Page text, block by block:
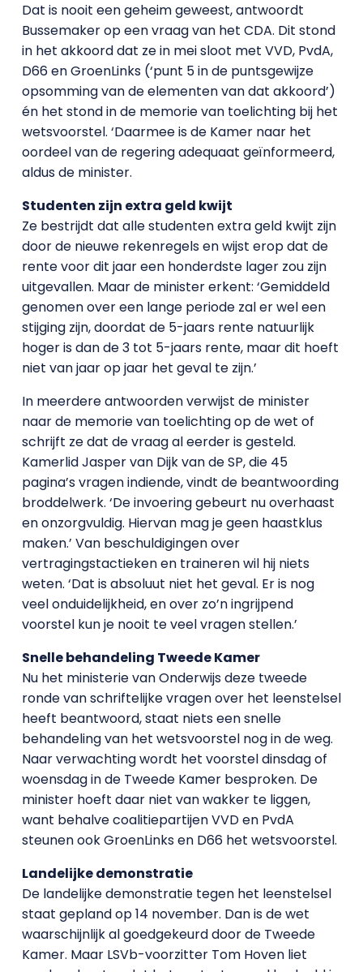
Dat is nooit een geheim geweest, antwoordt
Bussemaker op een vraag van het CDA. Dit stond
in het akkoord dat ze in mei sloot met VVD, PvdA,
D66 en GroenLinks (‘punt 5 in de puntsgewijze
opsomming van de elementen van dat akkoord’)
én het stond in de memorie van toelichting bij het
wetsvoorstel. ‘Daarmee is de Kamer naar het
oordeel van de regering adequaat geïnformeerd,
aldus de minister.
Studenten zijn extra geld kwijt
Ze bestrijdt dat alle studenten extra geld kwijt zijn
door de nieuwe rekenregels en wijst erop dat de
rente voor dit jaar een honderdste lager zou zijn
uitgevallen. Maar de minister erkent: ‘Gemiddeld
genomen over een lange periode zal er wel een
stijging zijn, doordat de 5-jaars rente natuurlijk
hoger is dan de 3 tot 5-jaars rente, maar dit hoeft
niet van jaar op jaar het geval te zijn.’
In meerdere antwoorden verwijst de minister
naar de memorie van toelichting op de wet of
schrijft ze dat de vraag al eerder is gesteld.
Kamerlid Jasper van Dijk van de SP, die 45
pagina’s vragen indiende, vindt de beantwoording
broddelwerk. ‘De invoering gebeurt nu overhaast
en onzorgvuldig. Hiervan mag je geen haastklus
maken.’ Van beschuldigingen over
vertragingstactieken en traineren wil hij niets
weten. ‘Dat is absoluut niet het geval. Er is nog
veel onduidelijkheid, en over zo’n ingrijpend
voorstel kun je nooit te veel vragen stellen.’
Snelle behandeling Tweede Kamer
Nu het ministerie van Onderwijs deze tweede
ronde van schriftelijke vragen over het leenstelsel
heeft beantwoord, staat niets een snelle
behandeling van het wetsvoorstel nog in de weg.
Naar verwachting wordt het voorstel dinsdag of
woensdag in de Tweede Kamer besproken. De
minister hoeft daar niet van wakker te liggen,
want behalve coalitiepartijen VVD en PvdA
steunen ook GroenLinks en D66 het wetsvoorstel.
Landelijke demonstratie
De landelijke demonstratie tegen het leenstelsel
staat gepland op 14 november. Dan is de wet
waarschijnlijk al goedgekeurd door de Tweede
Kamer. Maar LSVb-voorzitter Tom Hoven liet